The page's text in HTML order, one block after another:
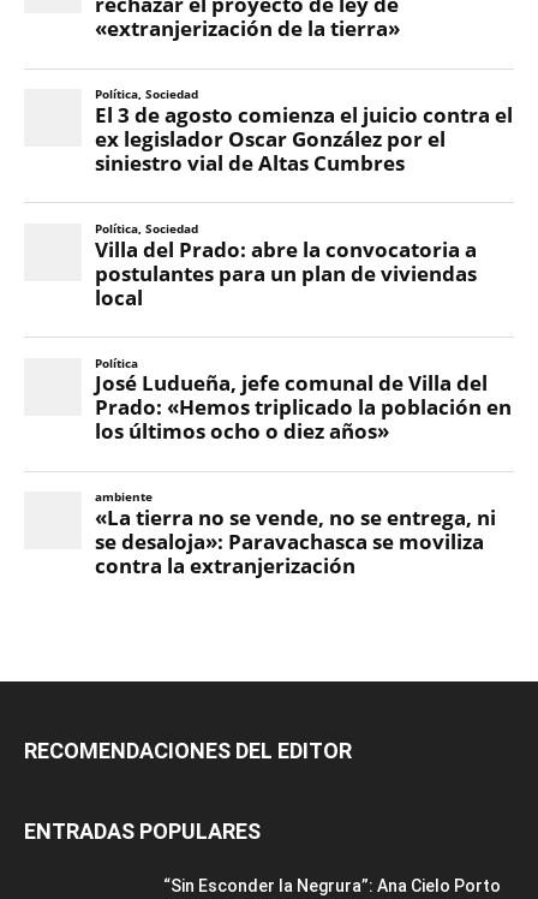
RECOMENDACIONES DEL EDITOR
ENTRADAS POPULARES
“Sin Esconder la Negrura”: Ana Cielo Porto